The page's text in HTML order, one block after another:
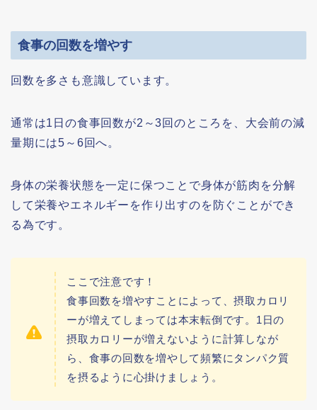
食事の回数を増やす
回数を多さも意識しています。
通常は1日の食事回数が2～3回のところを、大会前の減
量期には5～6回へ。
身体の栄養状態を一定に保つことで身体が筋肉を分解
して栄養やエネルギーを作り出すのを防ぐことができ
る為です。
ここで注意です！
食事回数を増やすことによって、摂取カロリ
ーが増えてしまっては本末転倒です。1日の
摂取カロリーが増えないように計算しなが
ら、食事の回数を増やして頻繁にタンパク質
を摂るように心掛けましょう。